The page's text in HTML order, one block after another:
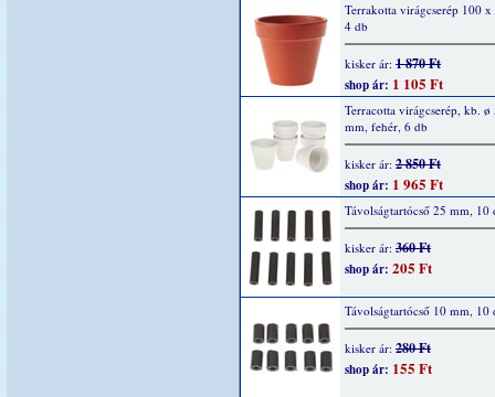
Terrakotta virágcserép 100
4 db
kisker ár: 1 870 Ft
shop ár: 1 105 Ft
Terracotta virágcserép, kb.
mm, fehér, 6 db
kisker ár: 2 850 Ft
shop ár: 1 965 Ft
Távolságtartócső 25 mm, 10
kisker ár: 360 Ft
shop ár: 205 Ft
Távolságtartócső 10 mm, 10
kisker ár: 280 Ft
shop ár: 155 Ft